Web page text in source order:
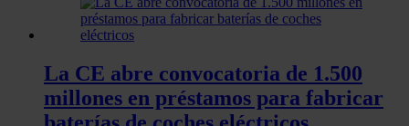
La CE abre convocatoria de 1.500
millones en préstamos para fabricar